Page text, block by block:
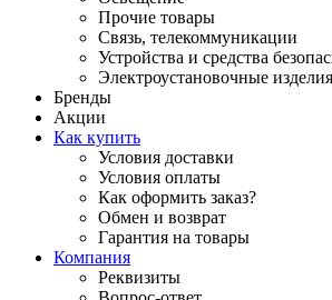
Прочие товары
Связь, телекоммуникации
Устройства и средства
Электроустановочные изделия
Бренды
Акции
Как купить
Условия доставки
Условия оплаты
Как оформить заказ?
Обмен и возврат
Гарантия на товары
Компания
Реквизиты